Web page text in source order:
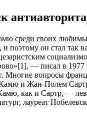
среди своих
поэтому он стал так
— писал в
Многие вопросы
и Жан-Полем
как и Сартр, —
лауреат